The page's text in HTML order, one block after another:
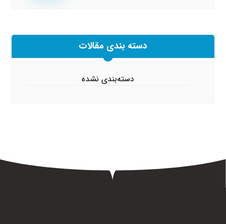
دسته بندی مقالات
دسته‌بندی نشده